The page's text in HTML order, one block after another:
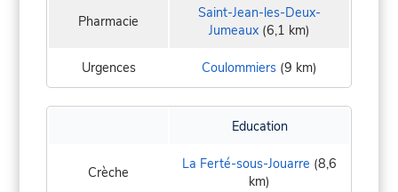
Pharmacie
Saint-Jean-les-Deux-
Jumeaux (6,1 km)
Urgences Coulommiers (9 km)
Education
Crèche La Ferté-sous-Jouarre (8,6
km)